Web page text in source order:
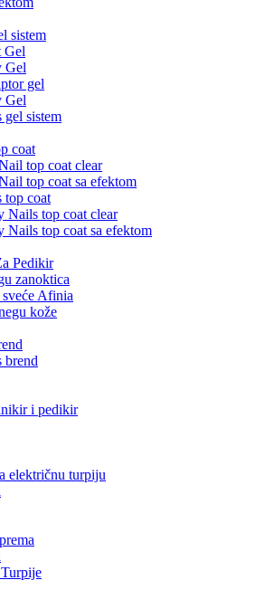
sistem
Gel
Gel
gel
Gel
sistem
coat
top coat clear
top coat sa efektom
top coat
Nails top coat clear
Nails top coat sa efektom
Pedikir
zanoktica
Afinia
kože
brend
i pedikir
električnu turpiju